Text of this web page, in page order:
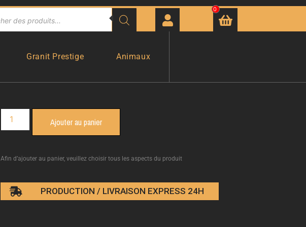
0
Granit Prestige Animaux
Ajouter au panier
Afin d’ajouter au panier, veuillez choisir tous les aspects du produit
PRODUCTION / LIVRAISON EXPRESS 24H